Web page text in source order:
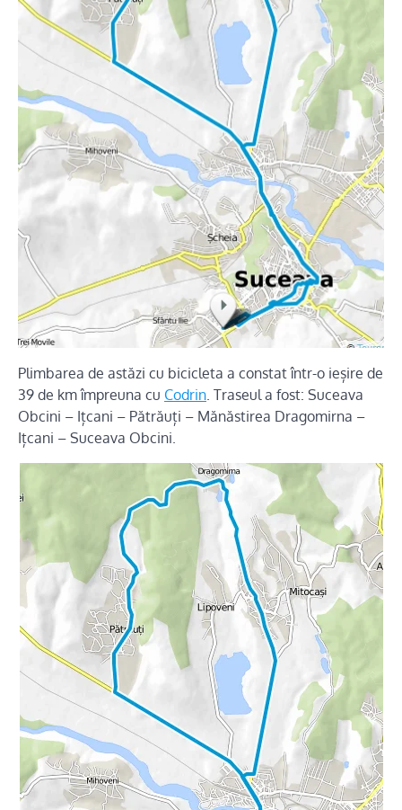
Plimbarea de astăzi cu bicicleta a constat într-o ieșire de
39 de km împreuna cu Codrin. Traseul a fost: Suceava
Obcini – Ițcani – Pătrăuți – Mănăstirea Dragomirna –
Ițcani – Suceava Obcini.